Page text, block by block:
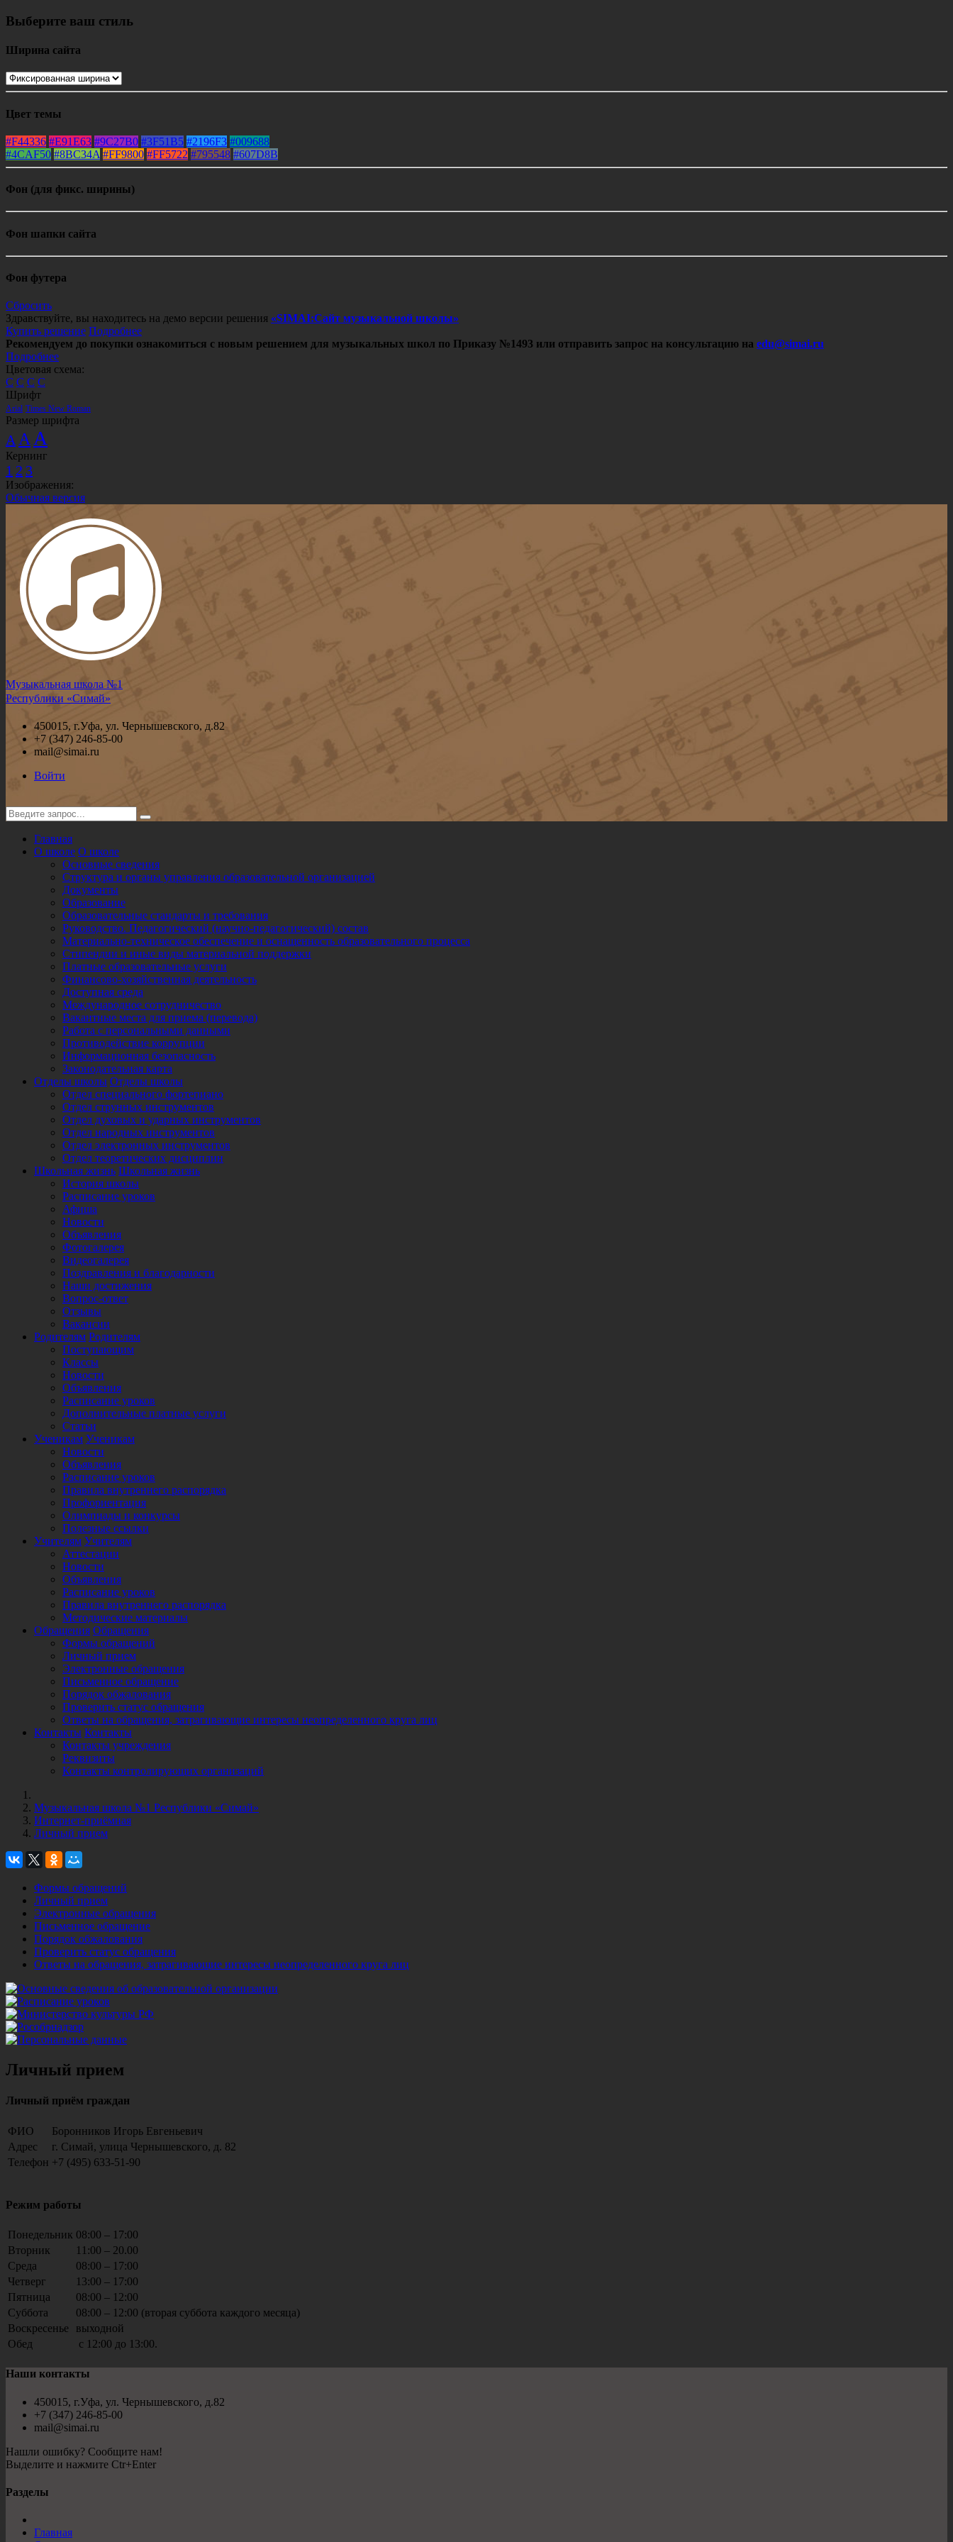
Выберите ваш стиль
Ширина сайта
Цвет темы
#F44336 #E91E63 #9C27B0 #3F51B5 #2196F3 #009688
#4CAF50 #8BC34A #FF9800 #FF5722 #795548 #607D8B
Фон (для фикс. ширины)
Фон шапки сайта
Фон футера
Сбросить
Здравствуйте, вы находитесь на демо версии решения «SIMAI:Сайт музыкальной школы»
Купить решение Подробнее
Рекомендуем до покупки ознакомиться с новым решением для музыкальных школ по Приказу №1493 или отправить запрос на консультацию на edu@simai.ru
Подробнее
Цветовая схема:
C C C C
Шрифт
Arial Times New Roman
Размер шрифта
A AA
Кернинг
1 2 3
Изображения:
Обычная версия
Музыкальная школа №1
Республики «Симай»
450015, г.Уфа, ул. Чернышевского, д.82
+7 (347) 246-85-00
mail@simai.ru
Войти
Главная
О школе О школе
Основные сведения
Структура и органы управления образовательной организацией
Документы
Образование
Образовательные стандарты и требования
Руководство. Педагогический (научно-педагогический) состав
Материально-техническое обеспечение и оснащенность образовательного процесса
Стипендии и иные виды материальной поддержки
Платные образовательные услуги
Финансово-хозяйственная деятельность
Доступная среда
Международное сотрудничество
Вакантные места для приема (перевода)
Работа с персональными данными
Противодействие коррупции
Информационная безопасность
Законодательная карта
Отделы школы Отделы школы
Отдел специального фортепиано
Отдел струнных инструментов
Отдел духовых и ударных инструментов
Отдел народных инструментов
Отдел электронных инструментов
Отдел теоретических дисциплин
Школьная жизнь Школьная жизнь
История школы
Расписание уроков
Афиша
Новости
Объявления
Фотогалерея
Видеогалерея
Поздравления и благодарности
Наши достижения
Вопрос-ответ
Отзывы
Вакансии
Родителям Родителям
Поступающим
Классы
Новости
Объявления
Расписание уроков
Дополнительные платные услуги
Статьи
Ученикам Ученикам
Новости
Объявления
Расписание уроков
Правила внутреннего распорядка
Профориентация
Олимпиады и конкурсы
Полезные ссылки
Учителям Учителям
Аттестации
Новости
Объявления
Расписание уроков
Правила внутреннего распорядка
Методические материалы
Обращения Обращения
Формы обращений
Личный прием
Электронные обращения
Письменное обращение
Порядок обжалования
Проверить статус обращения
Ответы на обращения, затрагивающие интересы неопределенного круга лиц
Контакты Контакты
Контакты учреждения
Реквизиты
Контакты контролирующих организаций
Музыкальная школа №1 Республики «Симай»
Интернет-приёмная
Личный прием
Формы обращений
Личный прием
Электронные обращения
Письменное обращение
Порядок обжалования
Проверить статус обращения
Ответы на обращения, затрагивающие интересы неопределенного круга лиц
Личный прием
Личный приём граждан
ФИО
Боронников Игорь Евгеньевич
Адрес
г. Симай, улица Чернышевского, д. 82
Телефон +7 (495) 633-51-90
Режим работы
Понедельник 08:00 – 17:00
Вторник
11:00 – 20.00
Среда
08:00 – 17:00
Четверг
13:00 – 17:00
Пятница
08:00 – 12:00
Суббота
08:00 – 12:00 (вторая суббота каждого месяца)
Воскресенье
выходной
Обед
с 12:00 до 13:00.
Наши контакты
450015, г.Уфа, ул. Чернышевского, д.82
+7 (347) 246-85-00
mail@simai.ru
Нашли ошибку? Сообщите нам!
Выделите и нажмите Ctr+Enter
Разделы
Главная